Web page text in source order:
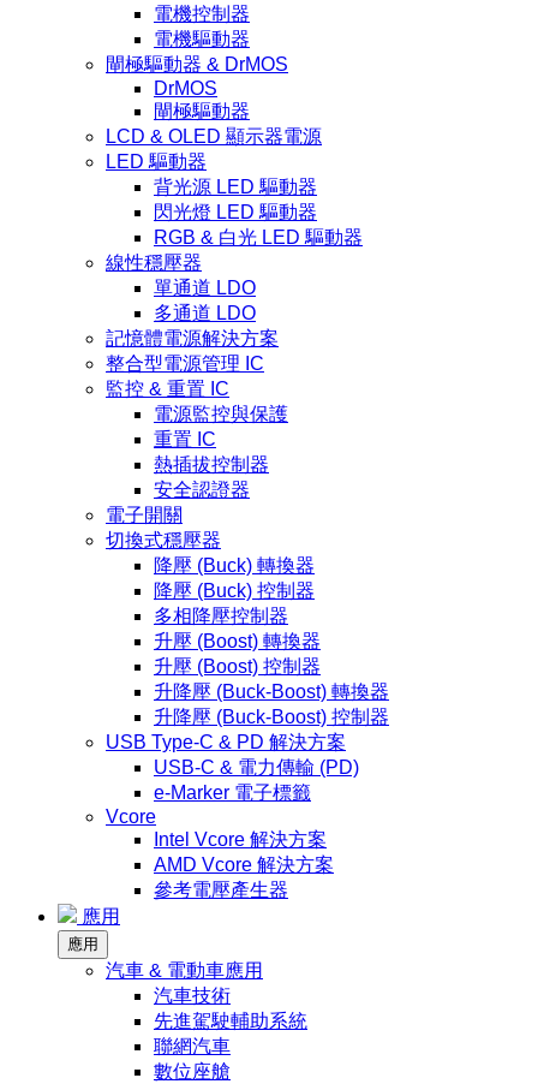
電機控制器
電機驅動器
閘極驅動器 & DrMOS
DrMOS
閘極驅動器
LCD & OLED 顯示器電源
LED 驅動器
背光源 LED 驅動器
閃光燈 LED 驅動器
RGB & 白光 LED 驅動器
線性穩壓器
單通道 LDO
多通道 LDO
記憶體電源解決方案
整合型電源管理 IC
監控 & 重置 IC
電源監控與保護
重置 IC
熱插拔控制器
安全認證器
電子開關
切換式穩壓器
降壓 (Buck) 轉換器
降壓 (Buck) 控制器
多相降壓控制器
升壓 (Boost) 轉換器
升壓 (Boost) 控制器
升降壓 (Buck-Boost) 轉換器
升降壓 (Buck-Boost) 控制器
USB Type-C & PD 解決方案
USB-C & 電力傳輸 (PD)
e-Marker 電子標籤
Vcore
Intel Vcore 解決方案
AMD Vcore 解決方案
參考電壓產生器
應用
應用
汽車 & 電動車應用
汽車技術
先進駕駛輔助系統
聯網汽車
數位座艙